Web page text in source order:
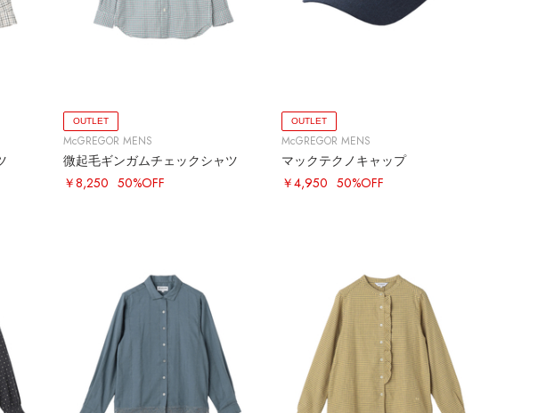
OUTLET
McGREGOR MENS
微起毛ギンガムチェックシャツ
￥8,250 50%OFF
OUTLET
McGREGOR MENS
マックテクノキャップ
￥4,950 50%OFF